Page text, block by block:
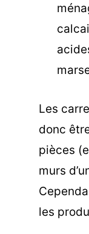
Les
donc
pièces
murs
les